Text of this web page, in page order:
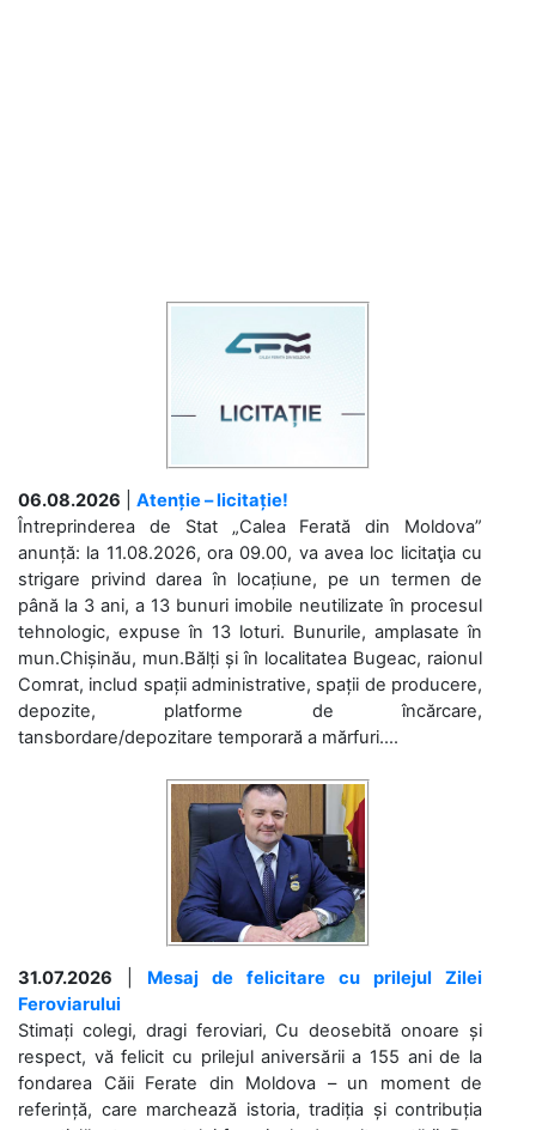
06.08.2026
Atenție – licitație!
Întreprinderea de Stat „Calea Ferată din Moldova”
anunță: la 11.08.2026, ora 09.00, va avea loc licitaţia cu
strigare privind darea în locațiune, pe un termen de
până la 3 ani, a 13 bunuri imobile neutilizate în procesul
tehnologic, expuse în 13 loturi. Bunurile, amplasate în
mun.Chișinău, mun.Bălți și în localitatea Bugeac, raionul
Comrat, includ spații administrative, spații de producere,
depozite, platforme de încărcare,
tansbordare/depozitare temporară a mărfuri....
31.07.2026
Mesaj de felicitare cu prilejul Zilei
Feroviarului
Stimați colegi, dragi feroviari, Cu deosebită onoare și
respect, vă felicit cu prilejul aniversării a 155 ani de la
fondarea Căii Ferate din Moldova – un moment de
referință, care marchează istoria, tradiția și contribuția